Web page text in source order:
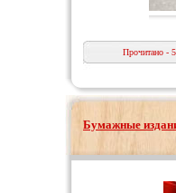
Прочитано -
Бумажные